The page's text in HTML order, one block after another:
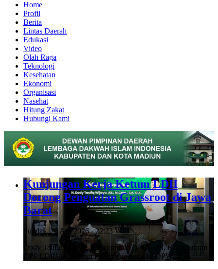
Home
Profil
Berita
Lintas Daerah
Edukasi
Video
Olah Raga
Teknologi
Kesehatan
Ekonomi
Organisasi
Nasehat
Hitung Zakat
Hubungi Kami
Kunjungan Kerja Ketum LDII
Dorong Penguatan Grassroot di Jawa
Barat
Sunday, 26 Apr 2026 - 22:23 WIB
Dody Taufiq Wijaya, Ketua umum DPP LDII, Ketua umum
DPP LDII, melakukan kunjungan kerja ke DPW…